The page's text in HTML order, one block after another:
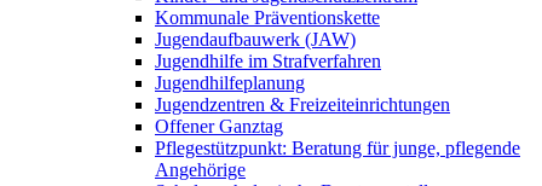
Kommunale Präventionskette
Jugendaufbauwerk (JAW)
Jugendhilfe im Strafverfahren
Jugendhilfeplanung
Jugendzentren & Freizeiteinrichtungen
Offener Ganztag
Pflegestützpunkt: Beratung für junge, pflegende
Angehörige